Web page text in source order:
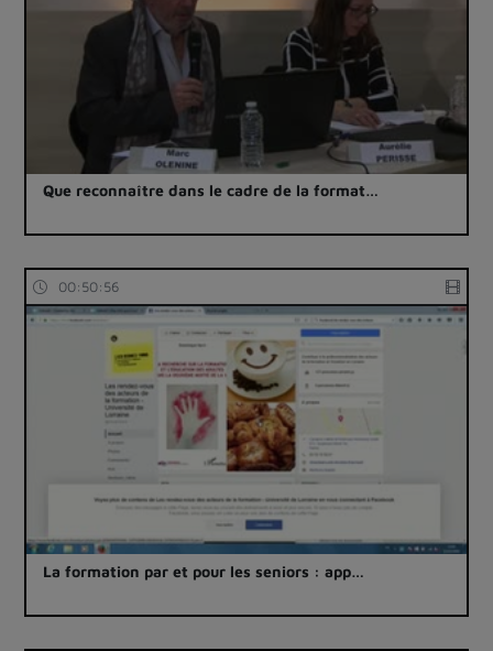
Que reconnaître dans le cadre de la format…
00:50:56
La formation par et pour les seniors : app…